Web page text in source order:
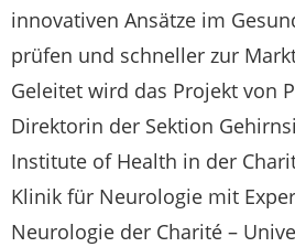
innovativen Ansätze im
prüfen und schneller zur
Geleitet wird das Projekt von
Direktorin der Sektion
Institute of Health in der
Klinik für Neurologie mit
Neurologie der Charité –